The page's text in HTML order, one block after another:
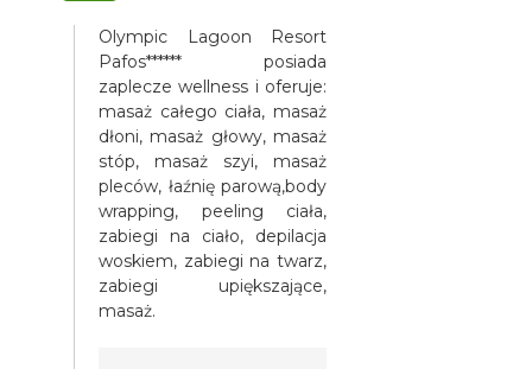
Olympic Lagoon Resort
Pafos****** posiada
zaplecze wellness i oferuje:
masaż całego ciała, masaż
dłoni, masaż głowy, masaż
stóp, masaż szyi, masaż
pleców, łaźnię parową,body
wrapping, peeling ciała,
zabiegi na ciało, depilacja
woskiem, zabiegi na twarz,
zabiegi upiększające,
masaż.